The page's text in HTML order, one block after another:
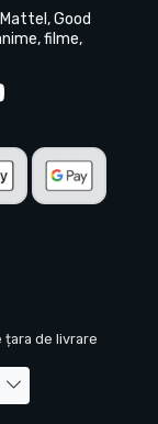
Good
filme,
țara de livrare